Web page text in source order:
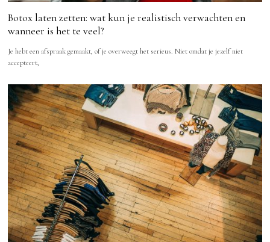
Botox laten zetten: wat kun je realistisch verwachten en
wanneer is het te veel?
Je hebt een afspraak gemaakt, of je overweegt het serieus. Niet omdat je jezelf niet
accepteert,